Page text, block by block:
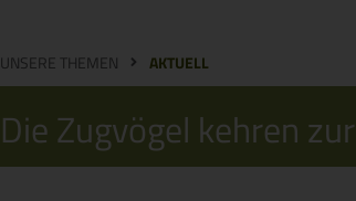
UNSERE THEMEN AKTUELL
Die Zugvögel kehren